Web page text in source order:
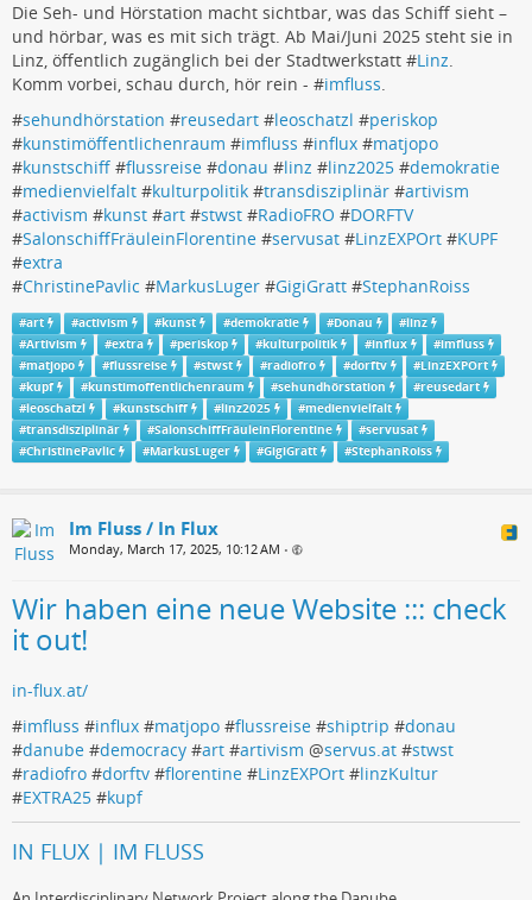
Die Seh- und Hörstation macht sichtbar, was das Schiff sieht –
und hörbar, was es mit sich trägt. Ab Mai/Juni 2025 steht sie in
Linz, öffentlich zugänglich bei der Stadtwerkstatt #Linz.
Komm vorbei, schau durch, hör rein - #imfluss.
#sehundhörstation #reusedart #leoschatzl #periskop
#kunstimöffentlichenraum #imfluss #influx #matjopo
#kunstschiff #flussreise #donau #linz #linz2025 #demokratie
#medienvielfalt #kulturpolitik #transdisziplinär #artivism
#activism #kunst #art #stwst #RadioFRO #DORFTV
#SalonschiffFräuleinFlorentine #servusat #LinzEXPOrt #KUPF
#extra
#ChristinePavlic #MarkusLuger #GigiGratt #StephanRoiss
#art #activism #kunst #demokratie #Donau #linz
#Artivism #extra #periskop #kulturpolitik #influx #imfluss
#matjopo #flussreise #stwst #radiofro #dorftv #LinzEXPOrt
#kupf #kunstimoffentlichenraum #sehundhörstation #reusedart
#leoschatzl #kunstschiff #linz2025 #medienvielfalt
#transdisziplinär #SalonschiffFräuleinFlorentine #servusat
#ChristinePavlic #MarkusLuger #GigiGratt #StephanRoiss
Im Fluss / In Flux
Monday, March 17, 2025, 10:12 AM •
Wir haben eine neue Website ::: check
it out!
in-flux.at/
#imfluss #influx #matjopo #flussreise #shiptrip #donau
#danube #democracy #art #artivism @servus.at #stwst
#radiofro #dorftv #florentine #LinzEXPOrt #linzKultur
#EXTRA25 #kupf
IN FLUX | IM FLUSS